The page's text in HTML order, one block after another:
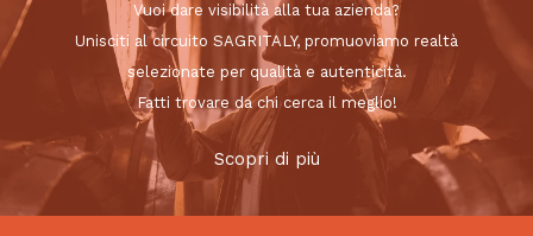
Vuoi dare visibilità alla tua azienda?
Unisciti al circuito SAGRITALY, promuoviamo realtà
selezionate per qualità e autenticità.
Fatti trovare da chi cerca il meglio!
Scopri di più